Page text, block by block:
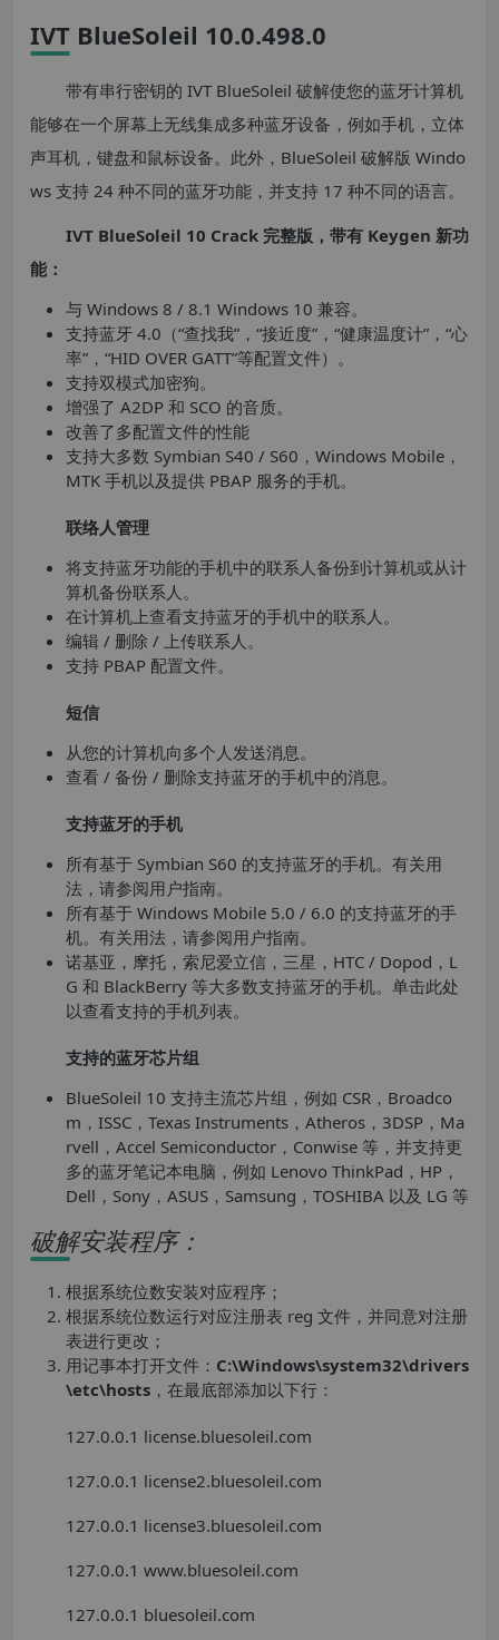
IVT BlueSoleil 10.0.498.0
带有串行密钥的 IVT BlueSoleil 破解使您的蓝牙计算机
能够在一个屏幕上无线集成多种蓝牙设备，例如手机，立体
声耳机，键盘和鼠标设备。此外，BlueSoleil 破解版 Windo
ws 支持 24 种不同的蓝牙功能，并支持 17 种不同的语言。
IVT BlueSoleil 10 Crack 完整版，带有 Keygen 新功
能：
与 Windows 8 / 8.1 Windows 10 兼容。
支持蓝牙 4.0（“查找我”，“接近度”，“健康温度计”，“心
率”，“HID OVER GATT”等配置文件）。
支持双模式加密狗。
增强了 A2DP 和 SCO 的音质。
改善了多配置文件的性能
支持大多数 Symbian S40 / S60，Windows Mobile，
MTK 手机以及提供 PBAP 服务的手机。
联络人管理
将支持蓝牙功能的手机中的联系人备份到计算机或从计
算机备份联系人。
在计算机上查看支持蓝牙的手机中的联系人。
编辑 / 删除 / 上传联系人。
支持 PBAP 配置文件。
短信
从您的计算机向多个人发送消息。
查看 / 备份 / 删除支持蓝牙的手机中的消息。
支持蓝牙的手机
所有基于 Symbian S60 的支持蓝牙的手机。有关用
法，请参阅用户指南。
所有基于 Windows Mobile 5.0 / 6.0 的支持蓝牙的手
机。有关用法，请参阅用户指南。
诺基亚，摩托，索尼爱立信，三星，HTC / Dopod，L
G 和 BlackBerry 等大多数支持蓝牙的手机。单击此处
以查看支持的手机列表。
支持的蓝牙芯片组
BlueSoleil 10 支持主流芯片组，例如 CSR，Broadco
m，ISSC，Texas Instruments，Atheros，3DSP，Ma
rvell，Accel Semiconductor，Conwise 等，并支持更
多的蓝牙笔记本电脑，例如 Lenovo ThinkPad，HP，
Dell，Sony，ASUS，Samsung，TOSHIBA 以及 LG 等
破解安装程序：
根据系统位数安装对应程序；
根据系统位数运行对应注册表 reg 文件，并同意对注册
表进行更改；
用记事本打开文件： C:\Windows\system32\drivers
\etc\hosts ，在最底部添加以下行：
127.0.0.1 license.bluesoleil.com
127.0.0.1 license2.bluesoleil.com
127.0.0.1 license3.bluesoleil.com
127.0.0.1 www.bluesoleil.com
127.0.0.1 bluesoleil.com